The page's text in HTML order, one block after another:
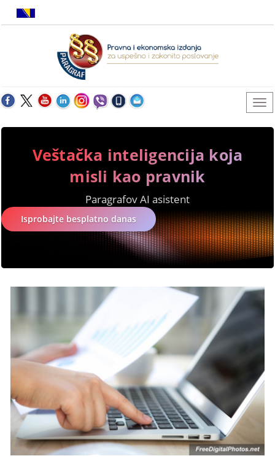
Veštačka inteligencija koja
misli kao pravnik
Paragrafov AI asistent
Isprobajte besplatno danas